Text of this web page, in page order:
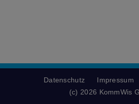
Datenschutz Impressum
(c) 2026 KommWis